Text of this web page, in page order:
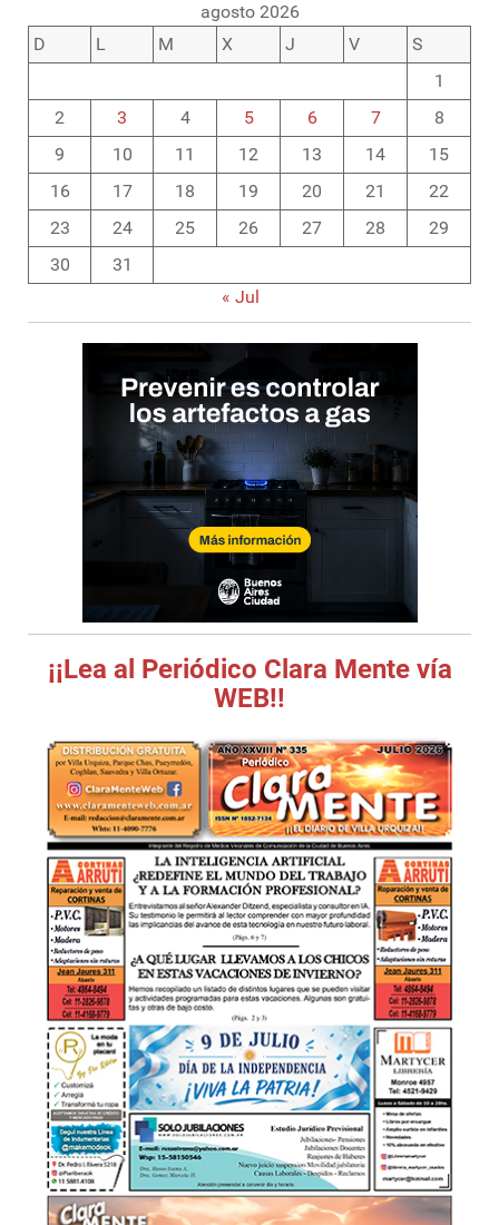
agosto 2026
D
L M X J V
S
1
2
3 4 5 6 7
8
9
10 11 12 13 14
15
16
17 18 19 20 21
22
23
24 25 26 27 28
29
30
31
« Jul
¡¡Lea al Periódico Clara Mente vía
WEB!!